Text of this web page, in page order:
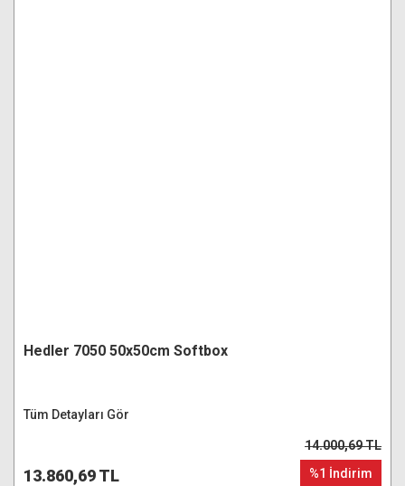
Hedler 7050 50x50cm Softbox
Tüm Detayları Gör
13.860,69 TL
14.000,69 TL
%1 İndirim